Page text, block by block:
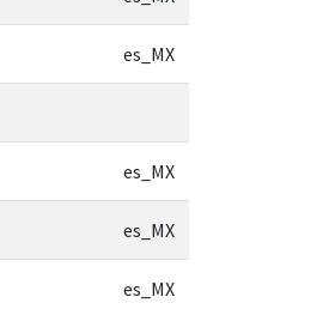
es_MX
es_MX
es_MX
es_MX